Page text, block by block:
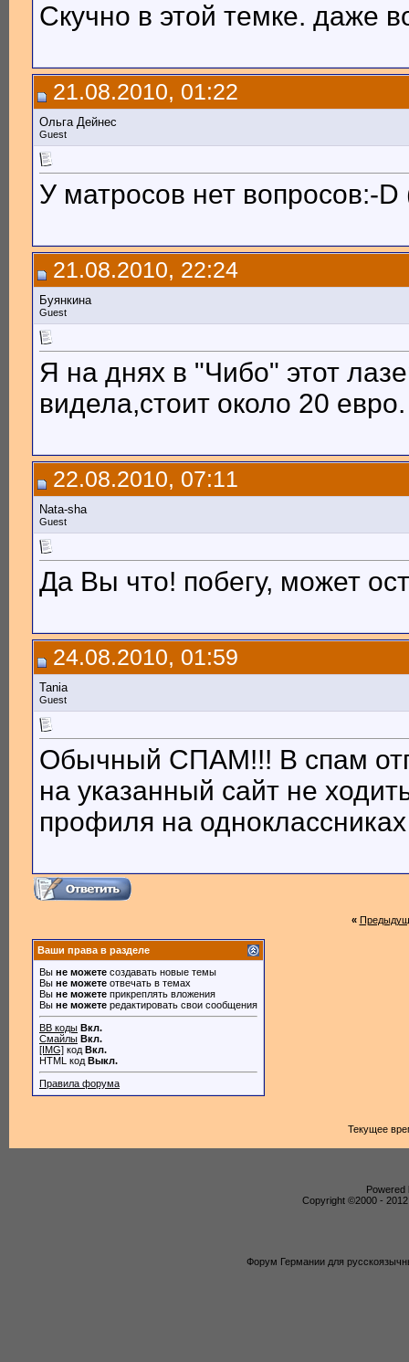
Скучно в этой темке. даже
21.08.2010, 01:22
Ольга Дейнес
Guest
У матросов нет вопросов:-D
21.08.2010, 22:24
Буянкина
Guest
Я на днях в "Чибо" этот
видела,стоит около 20 евро.
22.08.2010, 07:11
Nata-sha
Guest
Да Вы что! побегу, может
24.08.2010, 01:59
Tania
Guest
Обычный СПАМ!!! В спам
на указанный сайт не
профиля на
«
Ваши права в разделе
Вы не можете создавать новые темы
Вы не можете отвечать в темах
Вы не можете прикреплять вложения
Вы не можете редактировать свои сообщения
BB коды Вкл.
Смайлы Вкл.
[IMG] код Вкл.
HTML код Выкл.
Правила форума
Текущее
Powered
Copyright ©2000 -
Форум Германии для